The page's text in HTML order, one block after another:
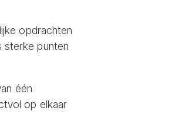
opdrachten
sterke punten
één
op elkaar